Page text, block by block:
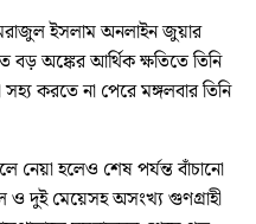
ইসলাম অনলাইন জুয়ার
বড় অঙ্কের আর্থিক ক্ষতিতে তিনি
করতে না পেরে মঙ্গলবার তিনি
নেয়া হলেও শেষ পর্যন্ত বাঁচানো
ও দুই মেয়েসহ অসংখ্য গুণগ্রাহী